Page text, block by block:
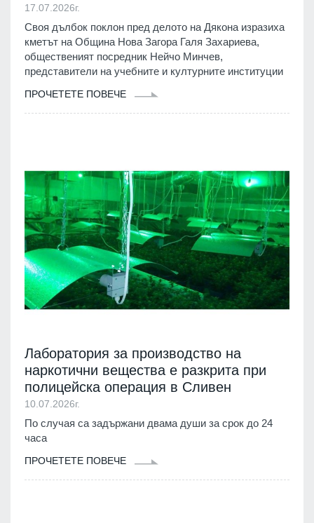
17.07.2026г.
Своя дълбок поклон пред делото на Дякона изразиха
кметът на Община Нова Загора Галя Захариева,
общественият посредник Нейчо Минчев,
представители на учебните и културните институции
ПРОЧЕТЕТЕ ПОВЕЧЕ
Лаборатория за производство на
наркотични вещества е разкрита при
полицейска операция в Сливен
10.07.2026г.
По случая са задържани двама души за срок до 24
часа
ПРОЧЕТЕТЕ ПОВЕЧЕ